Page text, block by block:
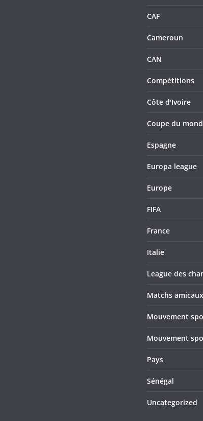
CAF
Cameroun
CAN
Compétitions
Côte d'Ivoire
Coupe du
Espagne
Europa league
Europe
FIFA
France
Italie
League des
Matchs amicaux
Mouvement
Mouvement
Pays
Sénégal
Uncategorized